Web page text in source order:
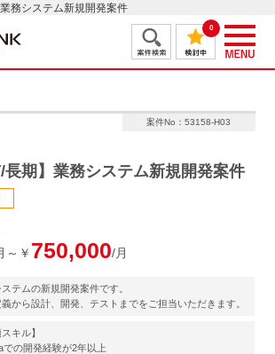
務システム新規開発案件
0
案件No：53158-H03
/長期】業務システム新規開発案件
～￥ 750,000/月
テムの新規開発案件です。
から設計、開発、テストまでをご担当いただきます。
スキル】
の開発経験が2年以上